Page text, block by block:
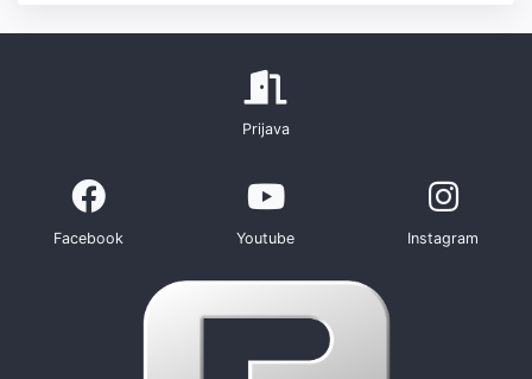
Prijava
Facebook Youtube Instagram